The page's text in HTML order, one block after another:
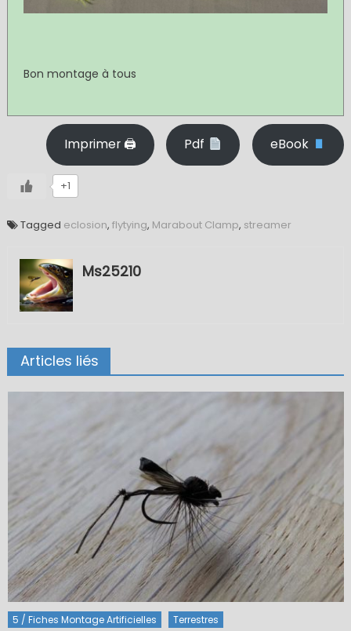
Bon montage à tous
Imprimer 🖨 Pdf eBook
+1
Tagged eclosion, flytying, Marabout Clamp, streamer
Ms25210
Articles liés
5 / Fiches Montage Artificielles Terrestres